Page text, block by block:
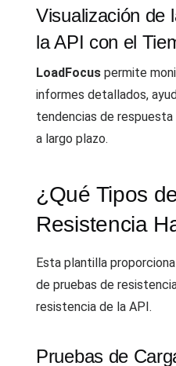
Visualización de
la API con el
LoadFocus permite
informes detallados,
tendencias de
a largo plazo.
¿Qué Tipos
Resistencia
Esta plantilla
de pruebas de
resistencia de la API.
Pruebas de